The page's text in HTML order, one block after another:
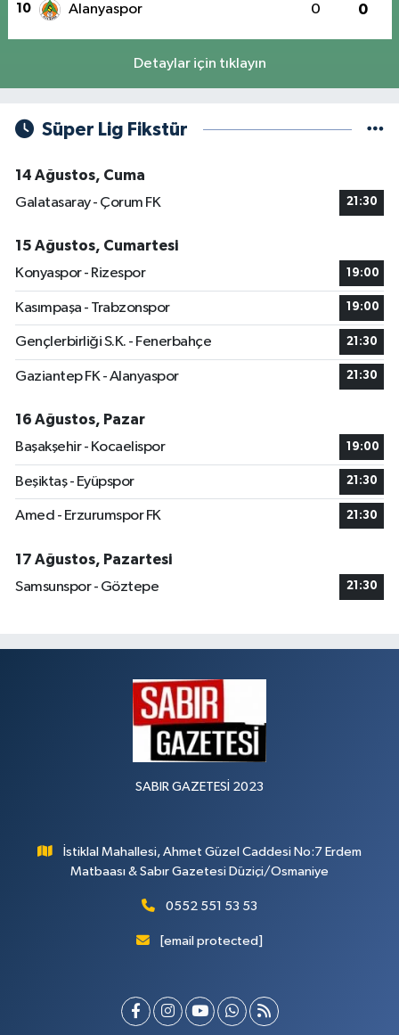
10 Alanyaspor 0 0
Detaylar için tıklayın
Süper Lig Fikstür
14 Ağustos, Cuma
Galatasaray - Çorum FK
21:30
15 Ağustos, Cumartesi
Konyaspor - Rizespor
19:00
Kasımpaşa - Trabzonspor 19:00
Gençlerbirliği S.K. - Fenerbahçe 21:30
Gaziantep FK - Alanyaspor 21:30
16 Ağustos, Pazar
Başakşehir - Kocaelispor
19:00
Beşiktaş - Eyüpspor 21:30
Amed - Erzurumspor FK 21:30
17 Ağustos, Pazartesi
Samsunspor - Göztepe
21:30
SABIR GAZETESİ 2023
İstiklal Mahallesi, Ahmet Güzel Caddesi No:7 Erdem
Matbaası & Sabır Gazetesi Düziçi/Osmaniye
0552 551 53 53
[email protected]